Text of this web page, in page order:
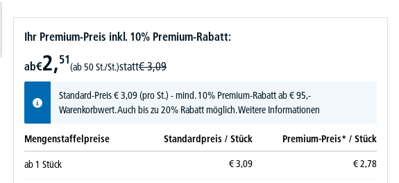
Ihr Premium-Preis inkl. 10% Premium-Rabatt:
ab€2,51
(ab 50 St./St.)statt€ 3,09
Standard-Preis€3,09(pro St.) - mind. 10% Premium-Rabatt ab € 95,-
Warenkorbwert. Auch bis zu 20% Rabatt möglich.Weitere Informationen
Mengenstaffelpreise Standardpreis / Stück Premium-Preis* / Stück
ab 1 Stück €3,09 €2,78